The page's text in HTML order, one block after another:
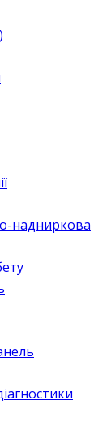
надниркова